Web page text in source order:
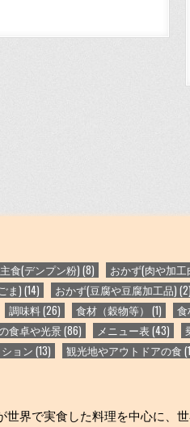
主食(デンプン粉) (8) おかず(肉や加工
ま) (14) おかず(豆腐や豆腐加工品) (2)
調味料(26) 食材（穀物等） (1) 食
食卓や光景(86) メニュー表(43)
ョン (13) 観光地やアウトドアの食
世界で実食した料理を中心に、